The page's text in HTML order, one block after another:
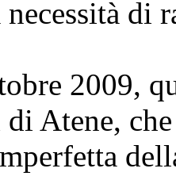
di
Atene,